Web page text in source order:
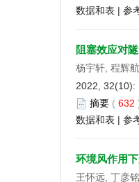
数据和表 | 参
阻塞效应对
杨宇轩, 程辉
2022,
摘要 ( 632
数据和表 | 参
环境风作用
王怀远, 丁彦